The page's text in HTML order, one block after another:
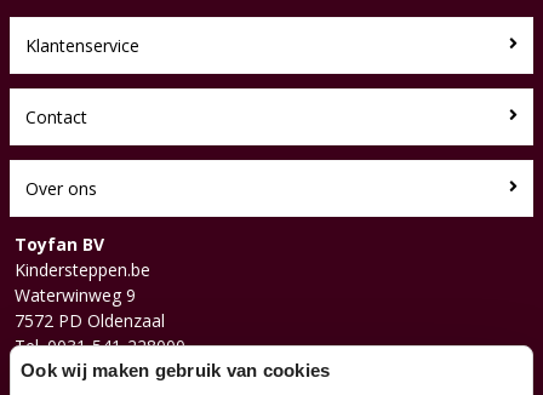
Klantenservice
Contact
Over ons
Toyfan BV
Kindersteppen.be
Waterwinweg 9
7572 PD Oldenzaal
Tel. 0031-541-228000
Facebook
Ook wij maken gebruik van cookies